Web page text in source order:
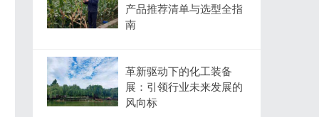
产品推荐清单与选型全指
南
革新驱动下的化工装备
展：引领行业未来发展的
风向标